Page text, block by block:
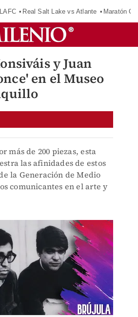
Real Salt Lake vs Atlante Maratón
y Juan
en el Museo
más de 200 piezas, esta
las afinidades de estos
la Generación de Medio
comunicantes en el arte y